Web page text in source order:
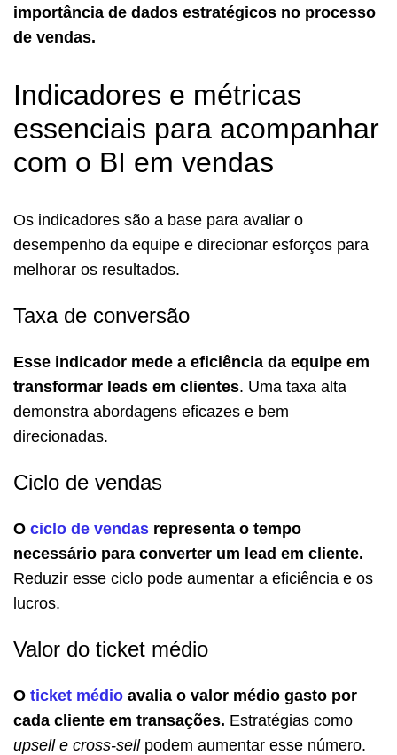
importância de dados estratégicos no processo
de vendas.
Indicadores e métricas
essenciais para acompanhar
com o BI em vendas
Os indicadores são a base para avaliar o
desempenho da equipe e direcionar esforços para
melhorar os resultados.
Taxa de conversão
Esse indicador mede a eficiência da equipe em
transformar leads em clientes. Uma taxa alta
demonstra abordagens eficazes e bem
direcionadas.
Ciclo de vendas
O ciclo de vendas representa o tempo
necessário para converter um lead em cliente.
Reduzir esse ciclo pode aumentar a eficiência e os
lucros.
Valor do ticket médio
O ticket médio avalia o valor médio gasto por
cada cliente em transações. Estratégias como
upsell e cross-sellpodem aumentar esse número.